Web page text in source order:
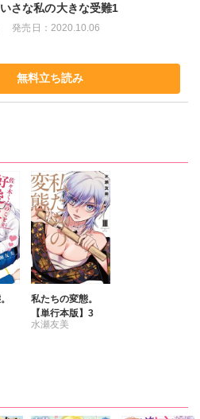
さな私の大きな受難1
発売日： 2020.10.06
無料立ち読み
私たちの変態。
【単行本版】3
水瀬友美